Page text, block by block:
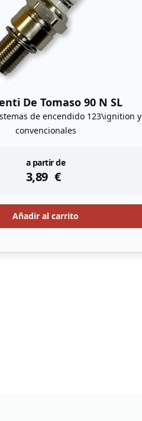
De Tomaso 90 N SL
de encendido 123\ignition y
convencionales
a partir de
3,89 €
instock
Añadir al carrito